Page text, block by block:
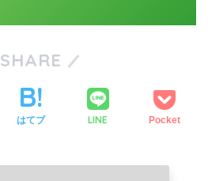
SHARE
はてブ LINE Pocket